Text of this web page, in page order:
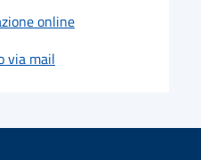
online
via mail